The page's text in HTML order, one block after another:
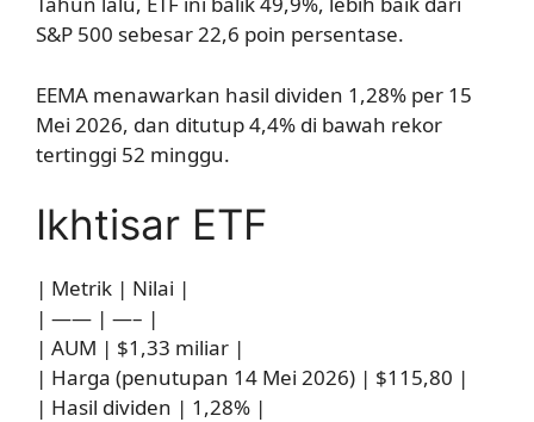
S&P 500 sebesar 22,6 poin persentase.
EEMA menawarkan hasil dividen 1,28% per 15
Mei 2026, dan ditutup 4,4% di bawah rekor
tertinggi 52 minggu.
Ikhtisar ETF
| Metrik | Nilai |
| —— | —– |
| AUM | $1,33 miliar |
| Harga (penutupan 14 Mei 2026) | $115,80 |
| Hasil dividen | 1,28% |